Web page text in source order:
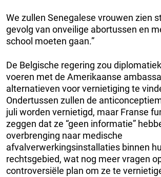
We zullen Senegalese vrouwen zien
gevolg van onveilige abortussen en
school moeten gaan.”
De Belgische regering zou
voeren met de Amerikaanse
alternatieven voor vernietiging te
Ondertussen zullen de
juli worden vernietigd, maar Franse
zeggen dat ze “geen informatie”
overbrenging naar medische
afvalverwerkingsinstallaties binnen
rechtsgebied, wat nog meer vragen
controversiële plan om ze te